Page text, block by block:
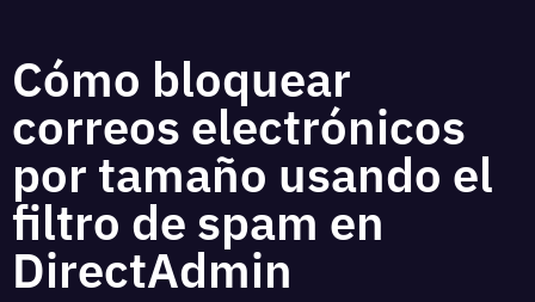
Cómo bloquear
correos electrónicos
por tamaño usando el
filtro de spam en
DirectAdmin